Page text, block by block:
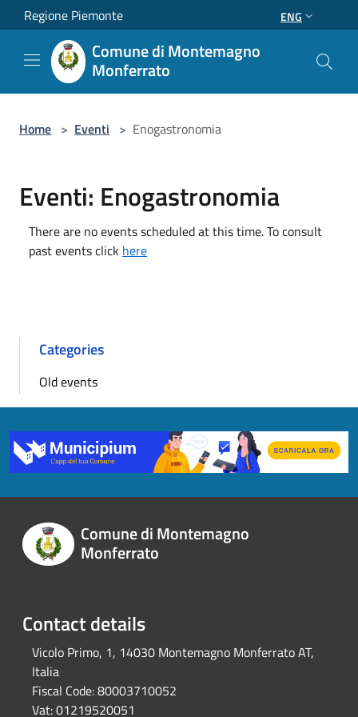
Salta al contenuto principale
Regione Piemonte ENG
Comune di Montemagno
Monferrato
Home > Eventi > Enogastronomia
Eventi: Enogastronomia
There are no events scheduled at this time. To consult
past events click here
Categories
Old events
Comune di Montemagno
Monferrato
Contact details
Vicolo Primo, 1, 14030 Montemagno Monferrato AT,
Italia
Fiscal Code:80003710052
Vat:01219520051